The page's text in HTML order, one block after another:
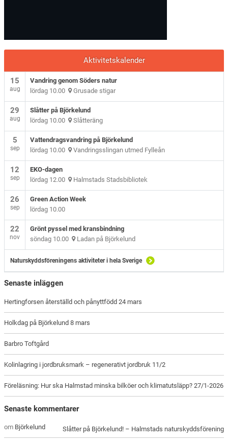
Aktivitetskalender
15
aug
Vandring genom Söders natur
lördag 10.00 Grusade stigar
29
aug
Slåtter på Björkelund
lördag 10.00 Slåtteräng
5
sep
Vattendragsvandring på Björkelund
lördag 10.00 Vandringsslingan utmed Fylleån
12
sep
EKO-dagen
lördag 12.00 Halmstads Stadsbibliotek
26
sep
Green Action Week
lördag 10.00
22
nov
Grönt pyssel med kransbindning
söndag 10.00 Ladan på Björkelund
Naturskyddsföreningens aktiviteter i hela Sverige
Senaste inläggen
Hertingforsen återställd och pånyttfödd 24 mars
Holkdag på Björkelund 8 mars
Barbro Toftgård
Kolinlagring i jordbruksmark – regenerativt jordbruk 11/2
Föreläsning: Hur ska Halmstad minska bilköer och klimatutsläpp? 27/1-2026
Senaste kommentarer
Slåtter på Björkelund! – Halmstads naturskyddsförening
om Björkelund